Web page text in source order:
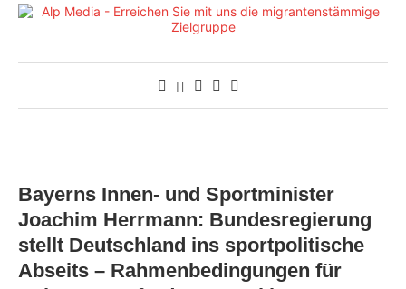
Bayerns Innen- und Sportminister
Joachim Herrmann: Bundesregierung
stellt Deutschland ins sportpolitische
Abseits – Rahmenbedingungen für